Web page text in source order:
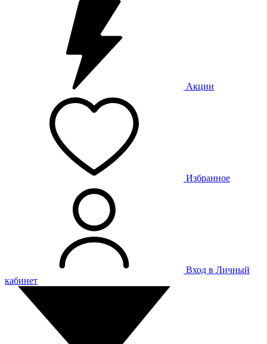
Акции
Избранное
Вход в Личный
кабинет